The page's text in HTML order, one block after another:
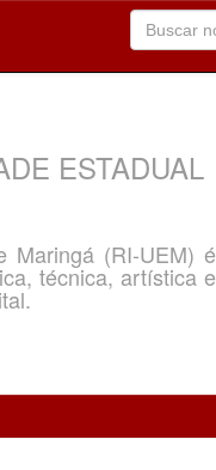
ESTADUAL
Maringá (RI-UEM) é
técnica, artística e